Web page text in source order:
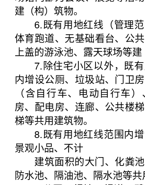
建（构）筑物。
6.既有用地红线（管理范
体育跑道、无基础看台、公
上盖的游泳池、露天球场等建
7.除住宅小区以外，既有
内增设公厕、垃圾站、门卫
（含自行车、电动自行车
房、配电房、连廊、公共楼
梯等共用建筑物。
8.既有用地红线范围内增
景观小品、不计
建筑面积的大门、化粪池
防水池、隔油池、隔水池等共